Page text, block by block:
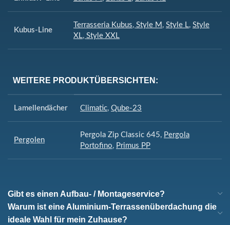
Kubus-Line
Terrasseria Kubus, Style M , Style L, Style
XL, Style XXL
WEITERE PRODUKTÜBERSICHTEN:
Lamellendächer Climatic, Qube-23
Pergolen
Pergola Zip Classic 645, Pergola
Portofino, Primus PP
Gibt es einen Aufbau- / Montageservice?
Warum ist eine Aluminium-Terrassenüberdachung die
ideale Wahl für mein Zuhause?